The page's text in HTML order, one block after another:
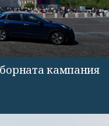
кампания